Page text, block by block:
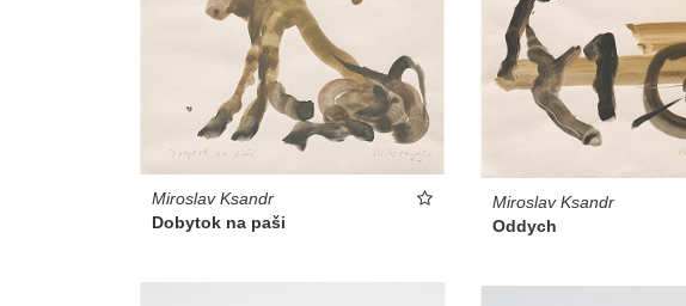
Miroslav Ksandr
Dobytok na paši
Miroslav Ksandr
Oddych